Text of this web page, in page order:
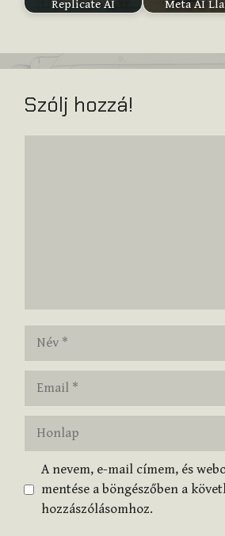
Replicate AI Meta AI
Szólj hozzá!
Honlap
A nevem, e-mail címem, és
mentése a böngészőben a
hozzászólásomhoz.